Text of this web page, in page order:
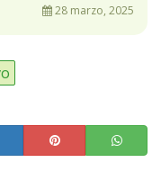
28 marzo, 2025